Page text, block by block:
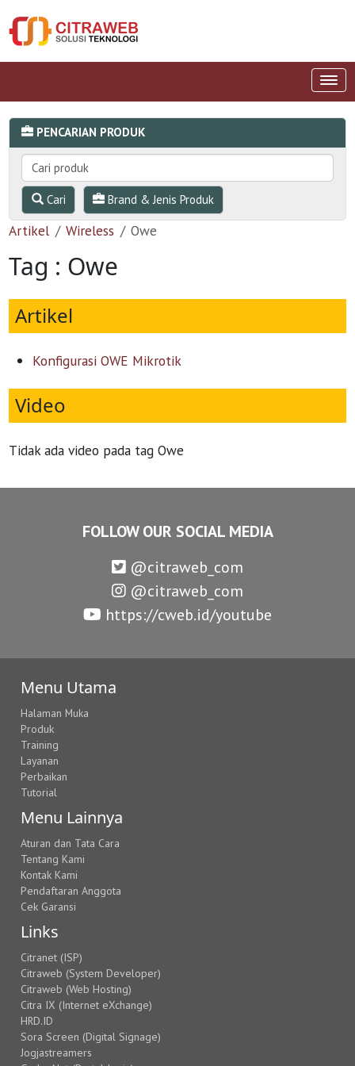
PENCARIAN PRODUK
Cari Brand & Jenis Produk
Artikel Wireless Owe
Tag : Owe
Artikel
Konfigurasi OWE Mikrotik
Video
Tidak ada video pada tag Owe
FOLLOW OUR SOCIAL MEDIA
@citraweb_com
@citraweb_com
https://cweb.id/youtube
Menu Utama
Halaman Muka
Produk
Training
Layanan
Perbaikan
Tutorial
Menu Lainnya
Aturan dan Tata Cara
Tentang Kami
Kontak Kami
Pendaftaran Anggota
Cek Garansi
Links
Citranet (ISP)
Citraweb (System Developer)
Citraweb (Web Hosting)
Citra IX (Internet eXchange)
HRD.ID
Sora Screen (Digital Signage)
Jogjastreamers